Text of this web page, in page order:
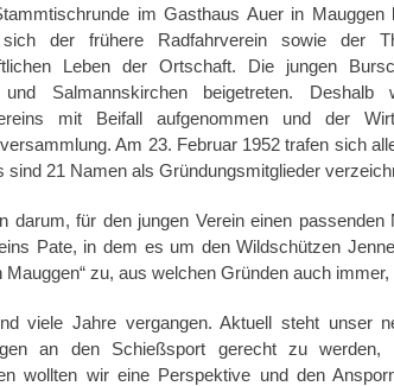
im Gasthaus Auer in
sich der frühere Radfahrverein sowie der
Leben der Ortschaft. Die jungen
und Salmannskirchen beigetreten.
mit Beifall aufgenommen und der
Am 23. Februar 1952 trafen sich
sind 21 Namen als Gründungsmitglieder
darum, für den jungen Verein einen
Pate, in dem es um den Wildschützen
Mauggen“ zu, aus welchen Gründen auch
viele Jahre vergangen. Aktuell steht unser
an den Schießsport gerecht zu
wollten wir eine Perspektive und den